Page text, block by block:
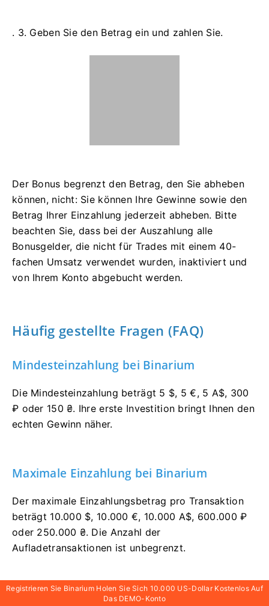
. 3. Geben Sie den Betrag ein und zahlen Sie.
Der Bonus begrenzt den Betrag, den Sie abheben
können, nicht: Sie können Ihre Gewinne sowie den
Betrag Ihrer Einzahlung jederzeit abheben. Bitte
beachten Sie, dass bei der Auszahlung alle
Bonusgelder, die nicht für Trades mit einem 40-
fachen Umsatz verwendet wurden, inaktiviert und
von Ihrem Konto abgebucht werden.
Häufig gestellte Fragen (FAQ)
Mindesteinzahlung bei Binarium
Die Mindesteinzahlung beträgt 5 $, 5 €, 5 A$, 300
₽ oder 150 ₴. Ihre erste Investition bringt Ihnen den
echten Gewinn näher.
Maximale Einzahlung bei Binarium
Der maximale Einzahlungsbetrag pro Transaktion
beträgt 10.000 $, 10.000 €, 10.000 A$, 600.000 ₽
oder 250.000 ₴. Die Anzahl der
Aufladetransaktionen ist unbegrenzt.
Wann wird mein Geld auf meinem
Registrieren Sie Binarium Holen Sie Sich 10.000 US-Dollar Kostenlos Auf
Das DEMO-Konto